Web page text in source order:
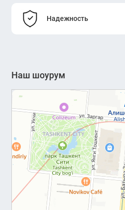
Надежность
Наш шоурум